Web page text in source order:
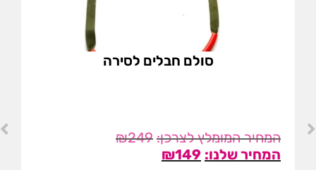
סולם חבלים לסירה
₪249
₪149